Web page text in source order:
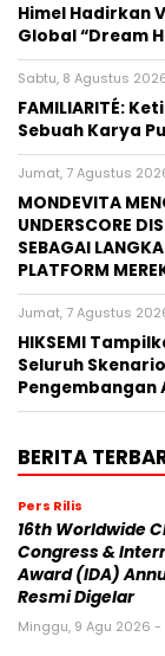
Himel Hadirkan
Global “Dream
Sabtu, 8 Agustus 2026
FAMILIARITÉ:
Sebuah Karya
Jumat, 7 Agustus
MONDEVITA
UNDERSCORE
SEBAGAI
PLATFORM
Jumat, 7 Agustus
HIKSEMI
Seluruh
Pengembangan
BERITA
Pers Rilis
16th Worldwide
Congress &
Award (IDA)
Resmi Digelar
Minggu, 9 Agu 2026 -